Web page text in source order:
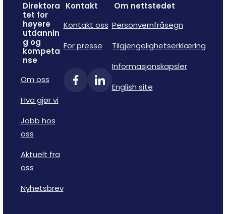
Direktora
tet for
høyere
utdannin
g og
kompeta
nse
Om oss
Hva gjør vi
Jobb hos
oss
Aktuelt fra
oss
Nyhetsbrev
Kontakt
Kontakt oss
For presse
Om nettstedet
Personvernfråsegn
Tilgjengelighetserklæring
Informasjonskapsler
English site